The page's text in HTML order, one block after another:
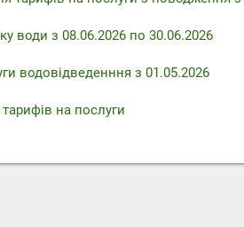
води з 08.06.2026 по 30.06.2026
водовідведенння з 01.05.2026
на послуги